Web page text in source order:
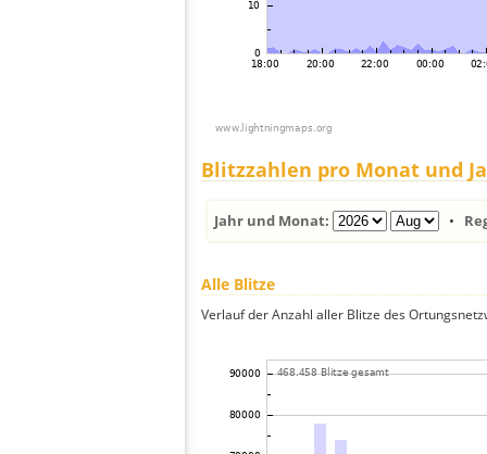
Blitzzahlen pro Monat und
Jahr und Monat: •
Alle Blitze
Verlauf der Anzahl aller Blitze des